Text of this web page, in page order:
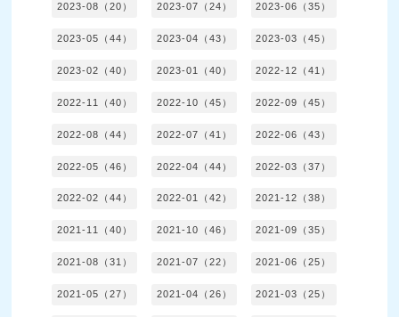
2023-08（20） 2023-07（24） 2023-06（35）
2023-05（44） 2023-04（43） 2023-03（45）
2023-02（40） 2023-01（40） 2022-12（41）
2022-11（40） 2022-10（45） 2022-09（45）
2022-08（44） 2022-07（41） 2022-06（43）
2022-05（46） 2022-04（44） 2022-03（37）
2022-02（44） 2022-01（42） 2021-12（38）
2021-11（40） 2021-10（46） 2021-09（35）
2021-08（31） 2021-07（22） 2021-06（25）
2021-05（27） 2021-04（26） 2021-03（25）